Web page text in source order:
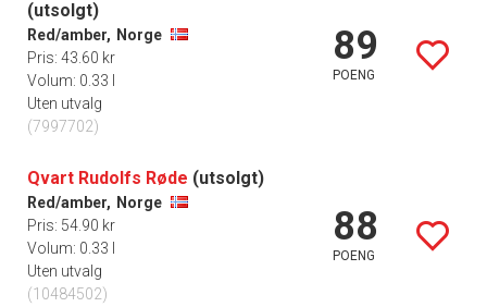
(utsolgt)
Red/amber, Norge
Pris: 43.60 kr
Volum: 0.33 l
Uten utvalg
(7997702)
89
POENG
Qvart Rudolfs Røde (utsolgt)
Red/amber, Norge
Pris: 54.90 kr
Volum: 0.33 l
Uten utvalg
(10484502)
88
POENG